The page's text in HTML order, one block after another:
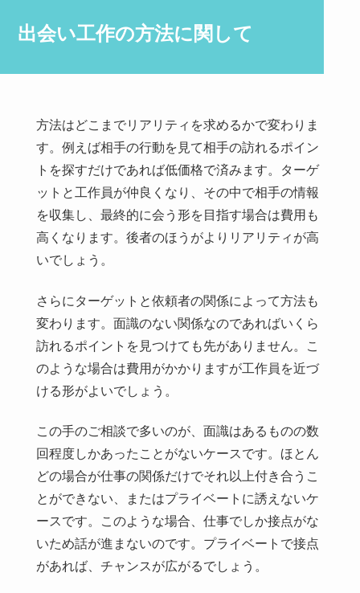
出会い工作の方法に関して
方法はどこまでリアリティを求めるかで変わりま
す。例えば相手の行動を見て相手の訪れるポイン
トを探すだけであれば低価格で済みます。ターゲ
ットと工作員が仲良くなり、その中で相手の情報
を収集し、最終的に会う形を目指す場合は費用も
高くなります。後者のほうがよりリアリティが高
いでしょう。
さらにターゲットと依頼者の関係によって方法も
変わります。面識のない関係なのであればいくら
訪れるポイントを見つけても先がありません。こ
のような場合は費用がかかりますが工作員を近づ
ける形がよいでしょう。
この手のご相談で多いのが、面識はあるものの数
回程度しかあったことがないケースです。ほとん
どの場合が仕事の関係だけでそれ以上付き合うこ
とができない、またはプライベートに誘えないケ
ースです。このような場合、仕事でしか接点がな
いため話が進まないのです。プライベートで接点
があれば、チャンスが広がるでしょう。